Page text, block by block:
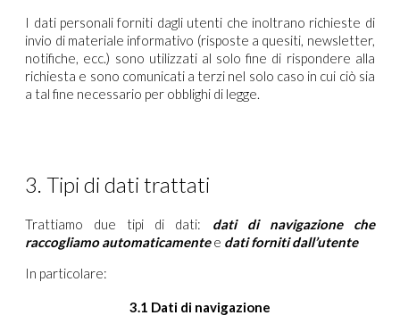
I dati personali forniti dagli utenti che inoltrano richieste di
invio di materiale informativo (risposte a quesiti, newsletter,
notifiche, ecc.) sono utilizzati al solo fine di rispondere alla
richiesta e sono comunicati a terzi nel solo caso in cui ciò sia
a tal fine necessario per obblighi di legge.
3. Tipi di dati trattati
Trattiamo due tipi di dati: dati di navigazione che
raccogliamo automaticamentee dati forniti dall’utente
In particolare:
3.1 Dati di navigazione